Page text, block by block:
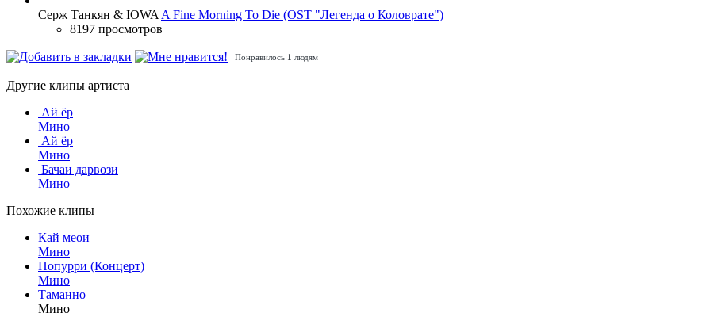
Серж Танкян & IOWA A Fine Morning To Die (OST "Легенда о Коловрате")
8197 просмотров
Понравилось 1 людям
Другие клипы артиста
Ай ёр
Мино
Ай ёр
Мино
Бачаи дарвози
Мино
Похожие клипы
Кай меои
Мино
Попурри (Концерт)
Мино
Таманно
Мино